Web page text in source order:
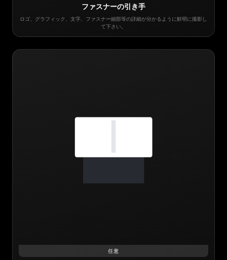
ファスナーの引き手
ロゴ、グラフィック、文字、ファスナー細部等の詳細が分かるように鮮明に撮影し
て下さい。
任意